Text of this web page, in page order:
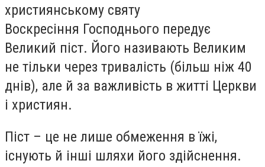
християнському святу
Воскресіння Господнього передує
Великий піст. Його називають Великим
не тільки через тривалість (більш ніж 40
днів), але й за важливість в житті Церкви
і християн.
Піст – це не лише обмеження в їжі,
існують й інші шляхи його здійснення.